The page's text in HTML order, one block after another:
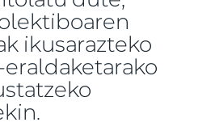
ikusarazteko